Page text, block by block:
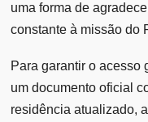
uma forma de
constante à missão do
Para garantir o acesso
um documento oficial
residência atualizado,